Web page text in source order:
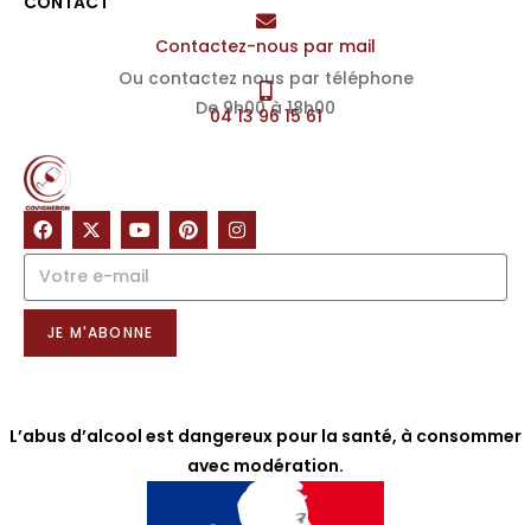
NOTRE NEWSLETTER
JE M'ABONNE
Contactez-nous par mail
Ou contactez nous par téléphone
De 9h00 à 18h00
04 13 96 15 61
L’abus d’alcool est dangereux pour la santé, à consommer
avec modération.